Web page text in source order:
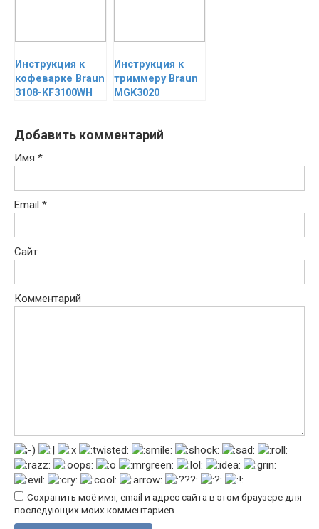
Инструкция к
кофеварке Braun
3108-KF3100WH
Инструкция к
триммеру Braun
MGK3020
Добавить комментарий
Имя *
Email *
Сайт
Комментарий
Сохранить моё имя, email и адрес сайта в этом браузере для
последующих моих комментариев.